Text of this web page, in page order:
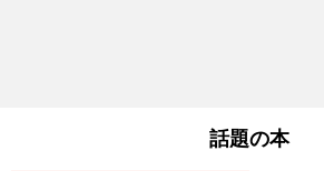
話題の本